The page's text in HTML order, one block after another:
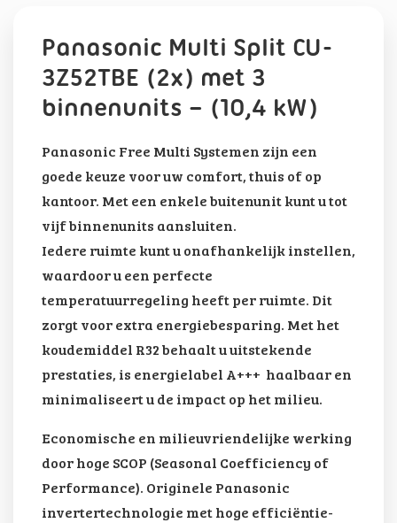
Panasonic Multi Split CU-
3Z52TBE (2x) met 3
binnenunits – (10,4 kW)
Panasonic Free Multi Systemen zijn een
goede keuze voor uw comfort, thuis of op
kantoor. Met een enkele buitenunit kunt u tot
vijf binnenunits aansluiten.
Iedere ruimte kunt u onafhankelijk instellen,
waardoor u een perfecte
temperatuurregeling heeft per ruimte. Dit
zorgt voor extra energiebesparing. Met het
koudemiddel R32 behaalt u uitstekende
prestaties, is energielabel A+++ haalbaar en
minimaliseert u de impact op het milieu.
Economische en milieuvriendelijke werking
door hoge SCOP (Seasonal Coefficiency of
Performance). Originele Panasonic
invertertechnologie met hoge efficiëntie-